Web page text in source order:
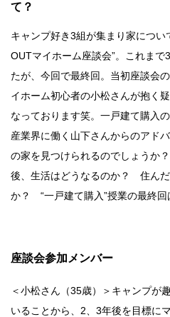
て？
キャンプ好き3組が集まり家につい
OUTマイホーム座談会”。これま
たが、今回で最終回。当初座談会
イホーム初心者の小松さんが抱く
なっております笑。一戸建て購入
産業界に働く山下さんからのアド
の家を見つけられるのでしょうか
後、生活はどうなるのか？ 住ん
か？ “一戸建て購入”授業の最終回
座談会参加メンバー
＜小松さん（35歳）＞キャンプが
いることから、2、3年後を目標に